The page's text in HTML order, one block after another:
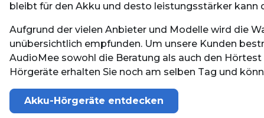
bleibt für den Akku und desto leistungsstärker kann
Aufgrund der vielen Anbieter und Modelle wird die
unübersichtlich empfunden. Um unsere Kunden
AudioMee sowohl die Beratung als auch den
Hörgeräte erhalten Sie noch am selben Tag und
Akku-Hörgeräte entdecken